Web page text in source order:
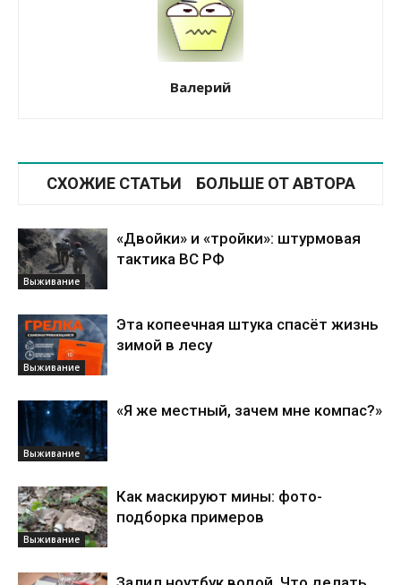
Валерий
СХОЖИЕ СТАТЬИ БОЛЬШЕ ОТ АВТОРА
Выживание
«Двойки» и «тройки»: штурмовая
тактика ВС РФ
Выживание
Эта копеечная штука спасёт жизнь
зимой в лесу
Выживание
«Я же местный, зачем мне компас?»
Выживание
Как маскируют мины: фото-
подборка примеров